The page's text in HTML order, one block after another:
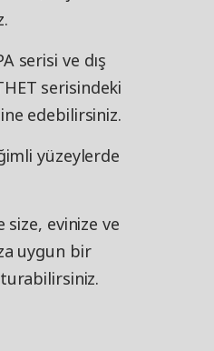
serisi ve dış
serisindeki
edebilirsiniz.
yüzeylerde
size, evinize ve
uygun bir